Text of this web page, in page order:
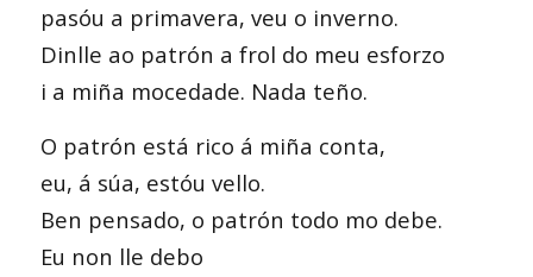
pasóu a primavera, veu o inverno.
Dinlle ao patrón a frol do meu esforzo
i a miña mocedade. Nada teño.
O patrón está rico á miña conta,
eu, á súa, estóu vello.
Ben pensado, o patrón todo mo debe.
Eu non lle debo